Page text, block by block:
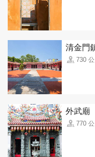
清金門
730 公
外武廟
770 公